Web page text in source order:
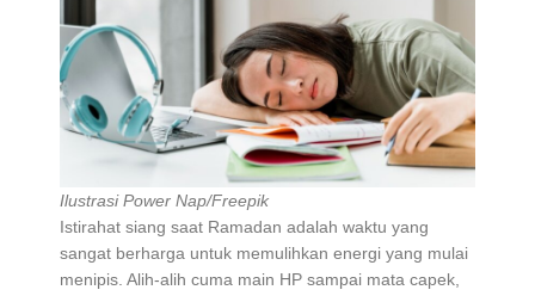
Ilustrasi Power Nap/Freepik
Istirahat siang saat Ramadan adalah waktu yang
sangat berharga untuk memulihkan energi yang mulai
menipis. Alih-alih cuma main HP sampai mata capek,